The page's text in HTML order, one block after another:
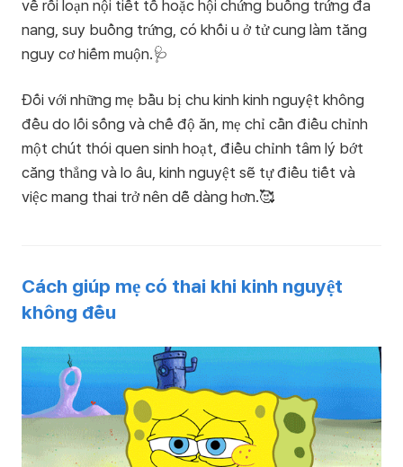
về rối loạn nội tiết tố hoặc hội chứng buồng trứng đa
nang, suy buồng trứng, có khối u ở tử cung làm tăng
nguy cơ hiếm muộn.🩺
Đối với những mẹ bầu bị chu kinh kinh nguyệt không
đều do lối sống và chế độ ăn, mẹ chỉ cần điều chỉnh
một chút thói quen sinh hoạt, điều chỉnh tâm lý bớt
căng thẳng và lo âu, kinh nguyệt sẽ tự điều tiết và
việc mang thai trở nên dễ dàng hơn.🥰
Cách giúp mẹ có thai khi kinh nguyệt
không đều